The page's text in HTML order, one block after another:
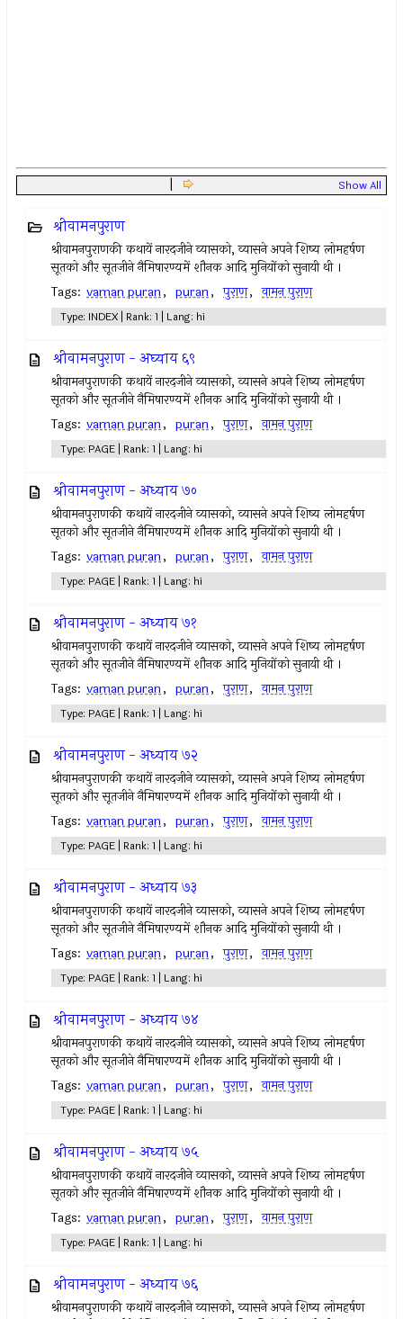
Show All
श्रीवामनपुराण
श्रीवामनपुराणकी कथायें नारदजीने व्यासको, व्यासने अपने शिष्य लोमहर्षण
सूतको और सूतजीने नैमिषारण्यमें शौनक आदि मुनियोंको सुनायी थी ।
Tags: vaman puran, puran, पुराण, वामन पुराण
Type: INDEX | Rank: 1 | Lang: hi
श्रीवामनपुराण - अघ्याय ६९
श्रीवामनपुराणकी कथायें नारदजीने व्यासको, व्यासने अपने शिष्य लोमहर्षण
सूतको और सूतजीने नैमिषारण्यमें शौनक आदि मुनियोंको सुनायी थी ।
Tags: vaman puran, puran, पुराण, वामन पुराण
Type: PAGE | Rank: 1 | Lang: hi
श्रीवामनपुराण - अध्याय ७०
श्रीवामनपुराणकी कथायें नारदजीने व्यासको, व्यासने अपने शिष्य लोमहर्षण
सूतको और सूतजीने नैमिषारण्यमें शौनक आदि मुनियोंको सुनायी थी ।
Tags: vaman puran, puran, पुराण, वामन पुराण
Type: PAGE | Rank: 1 | Lang: hi
श्रीवामनपुराण - अध्याय ७१
श्रीवामनपुराणकी कथायें नारदजीने व्यासको, व्यासने अपने शिष्य लोमहर्षण
सूतको और सूतजीने नैमिषारण्यमें शौनक आदि मुनियोंको सुनायी थी ।
Tags: vaman puran, puran, पुराण, वामन पुराण
Type: PAGE | Rank: 1 | Lang: hi
श्रीवामनपुराण - अध्याय ७२
श्रीवामनपुराणकी कथायें नारदजीने व्यासको, व्यासने अपने शिष्य लोमहर्षण
सूतको और सूतजीने नैमिषारण्यमें शौनक आदि मुनियोंको सुनायी थी ।
Tags: vaman puran, puran, पुराण, वामन पुराण
Type: PAGE | Rank: 1 | Lang: hi
श्रीवामनपुराण - अध्याय ७३
श्रीवामनपुराणकी कथायें नारदजीने व्यासको, व्यासने अपने शिष्य लोमहर्षण
सूतको और सूतजीने नैमिषारण्यमें शौनक आदि मुनियोंको सुनायी थी ।
Tags: vaman puran, puran, पुराण, वामन पुराण
Type: PAGE | Rank: 1 | Lang: hi
श्रीवामनपुराण - अध्याय ७४
श्रीवामनपुराणकी कथायें नारदजीने व्यासको, व्यासने अपने शिष्य लोमहर्षण
सूतको और सूतजीने नैमिषारण्यमें शौनक आदि मुनियोंको सुनायी थी ।
Tags: vaman puran, puran, पुराण, वामन पुराण
Type: PAGE | Rank: 1 | Lang: hi
श्रीवामनपुराण - अध्याय ७५
श्रीवामनपुराणकी कथायें नारदजीने व्यासको, व्यासने अपने शिष्य लोमहर्षण
सूतको और सूतजीने नैमिषारण्यमें शौनक आदि मुनियोंको सुनायी थी ।
Tags: vaman puran, puran, पुराण, वामन पुराण
Type: PAGE | Rank: 1 | Lang: hi
श्रीवामनपुराण - अध्याय ७६
श्रीवामनपुराणकी कथायें नारदजीने व्यासको, व्यासने अपने शिष्य लोमहर्षण